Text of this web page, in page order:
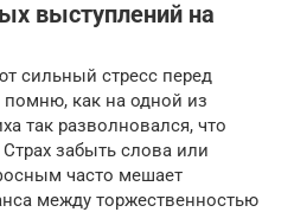
выступлений на
сильный стресс перед
как на одной из
так разволновался, что
забыть слова или
часто мешает
между торжественностью